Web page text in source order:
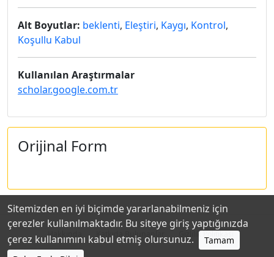
Alt Boyutlar: beklenti, Eleştiri, Kaygı, Kontrol,
Koşullu Kabul
Kullanılan Araştırmalar
scholar.google.com.tr
Orijinal Form
Hakkında Katkıda Bulunanlar Gizlilik Politikası
Sitemizden en iyi biçimde yararlanabilmeniz için
çerezler kullanılmaktadır. Bu siteye giriş yaptığınızda
çerez kullanımını kabul etmiş olursunuz.
Tamam